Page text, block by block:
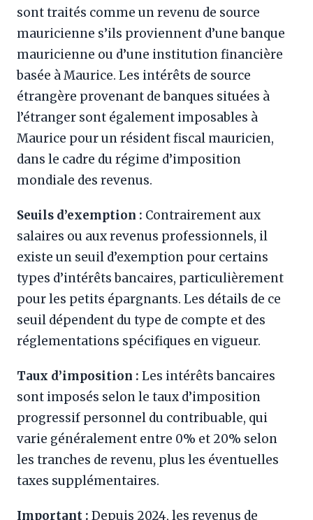
sont traités comme un revenu de source
mauricienne s’ils proviennent d’une banque
mauricienne ou d’une institution financière
basée à Maurice. Les intérêts de source
étrangère provenant de banques situées à
l’étranger sont également imposables à
Maurice pour un résident fiscal mauricien,
dans le cadre du régime d’imposition
mondiale des revenus.
Seuils d’exemption : Contrairement aux
salaires ou aux revenus professionnels, il
existe un seuil d’exemption pour certains
types d’intérêts bancaires, particulièrement
pour les petits épargnants. Les détails de ce
seuil dépendent du type de compte et des
réglementations spécifiques en vigueur.
Taux d’imposition : Les intérêts bancaires
sont imposés selon le taux d’imposition
progressif personnel du contribuable, qui
varie généralement entre 0% et 20% selon
les tranches de revenu, plus les éventuelles
taxes supplémentaires.
Important : Depuis 2024, les revenus de